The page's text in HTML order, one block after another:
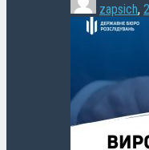
zapsich,